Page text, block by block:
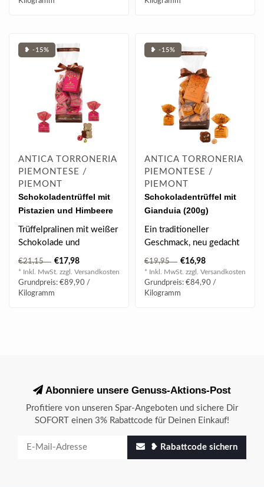
❥ -15%
ANTICA TORRONERIA
PIEMONTESE /
PIEMONT
Schokoladentrüffel mit
Pistazien und Himbeere
(200g)
Trüffelpralinen mit weißer
Schokolade und
gehackten und
gemahlenen Pistazien, ..
€21,15 €17,98
* Inkl. MwSt. zzgl. Versandkosten
Grundpreis: €89,90 /
Kilogramm
❥ -15%
ANTICA TORRONERIA
PIEMONTESE /
PIEMONT
Schokoladentrüffel mit
Gianduia (200g)
Ein traditioneller
Geschmack, neu gedacht
– und unverkennbar
piemontesisch...
€19,95 €16,98
* Inkl. MwSt. zzgl. Versandkosten
Grundpreis: €84,90 /
Kilogramm
Abonniere unsere Genuss-Aktions-Post
Profitiere von unseren Spar-Angeboten und sichere Dir
SOFORT einen 3% Rabattcode für Deinen Einkauf!
❥ Rabattcode sichern